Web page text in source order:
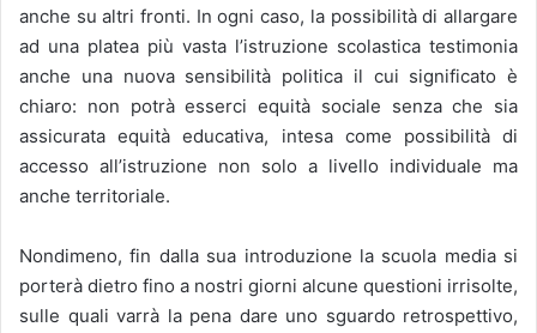
anche su altri fronti. In ogni caso, la possibilità di allargare
ad una platea più vasta l’istruzione scolastica testimonia
anche una nuova sensibilità politica il cui significato è
chiaro: non potrà esserci equità sociale senza che sia
assicurata equità educativa, intesa come possibilità di
accesso all’istruzione non solo a livello individuale ma
anche territoriale.
Nondimeno, fin dalla sua introduzione la scuola media si
porterà dietro fino a nostri giorni alcune questioni irrisolte,
sulle quali varrà la pena dare uno sguardo retrospettivo,